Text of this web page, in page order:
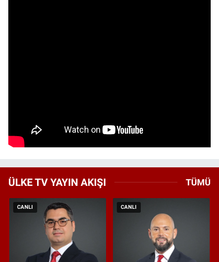
ÜLKE TV YAYIN AKIŞI TÜMÜ
CANLI CANLI